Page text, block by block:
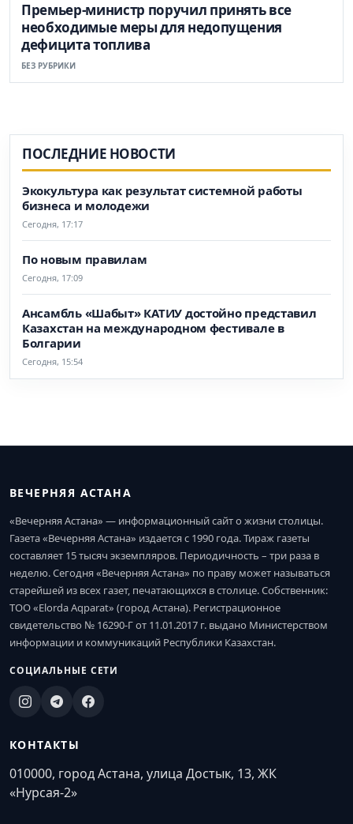
Премьер-министр поручил принять все
необходимые меры для недопущения
дефицита топлива
БЕЗ РУБРИКИ
ПОСЛЕДНИЕ НОВОСТИ
Экокультура как результат системной работы
бизнеса и молодежи
Сегодня, 17:17
По новым правилам
Сегодня, 17:09
Ансамбль «Шабыт» КАТИУ достойно представил
Казахстан на международном фестивале в
Болгарии
Сегодня, 15:54
ВЕЧЕРНЯЯ АСТАНА
«Вечерняя Астана» — информационный сайт о жизни столицы.
Газета «Вечерняя Астана» издается с 1990 года. Тираж газеты
составляет 15 тысяч экземпляров. Периодичность – три раза в
неделю. Сегодня «Вечерняя Астана» по праву может называться
старейшей из всех газет, печатающихся в столице. Собственник:
ТОО «Elorda Aqparat» (город Астана). Регистрационное
свидетельство № 16290-Г от 11.01.2017 г. выдано Министерством
информации и коммуникаций Республики Казахстан.
СОЦИАЛЬНЫЕ СЕТИ
КОНТАКТЫ
010000, город Астана, улица Достык, 13, ЖК
«Нурсая-2»